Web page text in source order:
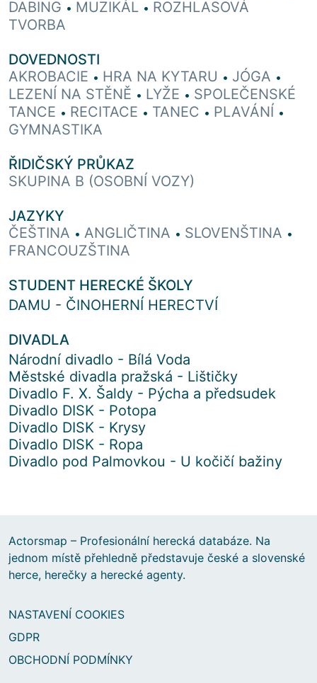
DABING • MUZIKÁL • ROZHLASOVÁ
TVORBA
DOVEDNOSTI
AKROBACIE • HRA NA KYTARU • JÓGA •
LEZENÍ NA STĚNĚ • LYŽE • SPOLEČENSKÉ
TANCE • RECITACE • TANEC • PLAVÁNÍ •
GYMNASTIKA
ŘIDIČSKÝ PRŮKAZ
SKUPINA B (OSOBNÍ VOZY)
JAZYKY
ČEŠTINA • ANGLIČTINA • SLOVENŠTINA •
FRANCOUZŠTINA
STUDENT HERECKÉ ŠKOLY
DAMU - ČINOHERNÍ HERECTVÍ
DIVADLA
Národní divadlo - Bílá Voda
Městské divadla pražská - Lištičky
Divadlo F. X. Šaldy - Pýcha a předsudek
Divadlo DISK - Potopa
Divadlo DISK - Krysy
Divadlo DISK - Ropa
Divadlo pod Palmovkou - U kočičí bažiny
Actorsmap – Profesionální herecká databáze. Na
jednom místě přehledně představuje české a slovenské
herce, herečky a herecké agenty.
NASTAVENÍ COOKIES
GDPR
OBCHODNÍ PODMÍNKY